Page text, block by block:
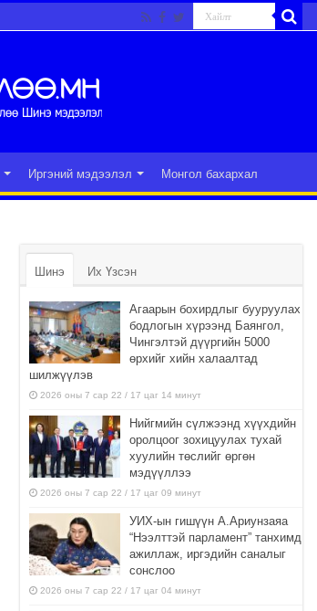
Иргэний мэдээлэл Монгол бахархал
Шинэ Их Үзсэн
Агаарын бохирдлыг бууруулах
бодлогын хүрээнд Баянгол,
Чингэлтэй дүүргийн 5000
өрхийг хийн халаалтад
шилжүүлэв
2026 оны 7 сар 22 / 17 цаг 14 минут
Нийгмийн сүлжээнд хүүхдийн
оролцоог зохицуулах тухай
хуулийн төслийг өргөн
мэдүүллээ
2026 оны 7 сар 22 / 17 цаг 09 минут
УИХ-ын гишүүн А.Ариунзаяа
“Нээлттэй парламент” танхимд
ажиллаж, иргэдийн саналыг
сонслоо
2026 оны 7 сар 22 / 17 цаг 04 минут